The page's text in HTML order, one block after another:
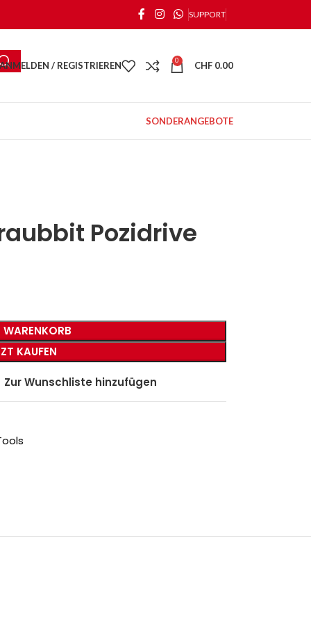
SUPPORT
ANMELDEN / REGISTRIEREN 0 CHF 0.00
SONDERANGEBOTE
Pozidrive
WARENKORB
KAUFEN
Zur Wunschliste hinzufügen